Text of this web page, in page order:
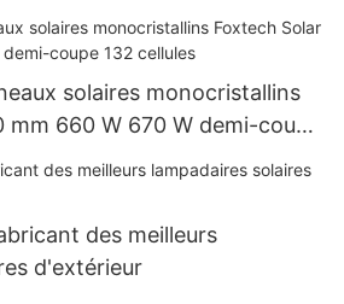
solaires monocristallins
mm 660 W 670 W demi-coupe
des meilleurs
d'extérieur